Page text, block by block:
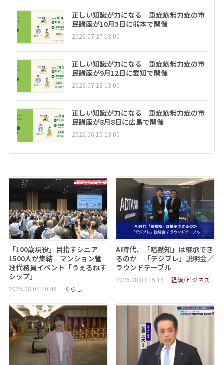
正しい知識が力になる 重症筋無力症の市
民講座が10月3日に熊本で開催
2026.07.27 13:00
正しい知識が力になる 重症筋無力症の市
民講座が9月12日に愛知で開催
2026.07.13 13:00
正しい知識が力になる 重症筋無力症の市
民講座が8月8日に広島で開催
2026.06.15 13:00
「100歳現役」目指すシニア
1500人が集結 マンション管
理代務員イベント「うぇるねす
シップ」
2026.08.04 10:48 くらし
AI時代、「暗黙知」は継承でき
るのか 「デジブレ」説明会／
ラウンドテーブル
2026.08.03 15:15 経済/ビジネス